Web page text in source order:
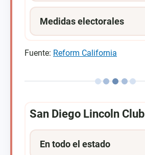
Medidas electorales
Fuente: Reform California
San Diego Lincoln Club
En todo el estado